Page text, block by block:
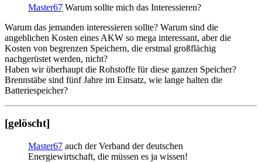
Master67 Warum sollte mich das Interessieren?
Warum das jemanden interessieren sollte? Warum sind die
angeblichen Kosten eines AKW so mega interessant, aber die
Kosten von begrenzen Speichern, die erstmal großflächig
nachgerüstet werden, nicht?
Haben wir überhaupt die Rohstoffe für diese ganzen Speicher?
Brennstäbe sind fünf Jahre im Einsatz, wie lange halten die
Batteriespeicher?
[gelöscht]
Master67 auch der Verband der deutschen
Energiewirtschaft, die müssen es ja wissen!